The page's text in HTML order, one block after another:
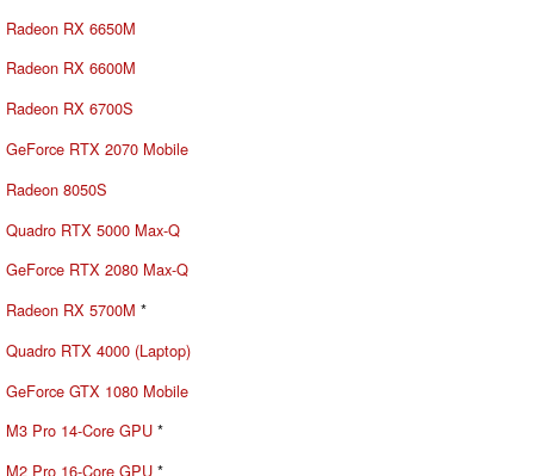
Radeon RX 6650M
Radeon RX 6600M
Radeon RX 6700S
GeForce RTX 2070 Mobile
Radeon 8050S
Quadro RTX 5000 Max-Q
GeForce RTX 2080 Max-Q
Radeon RX 5700M *
Quadro RTX 4000 (Laptop)
GeForce GTX 1080 Mobile
M3 Pro 14-Core GPU *
M2 Pro 16-Core GPU *